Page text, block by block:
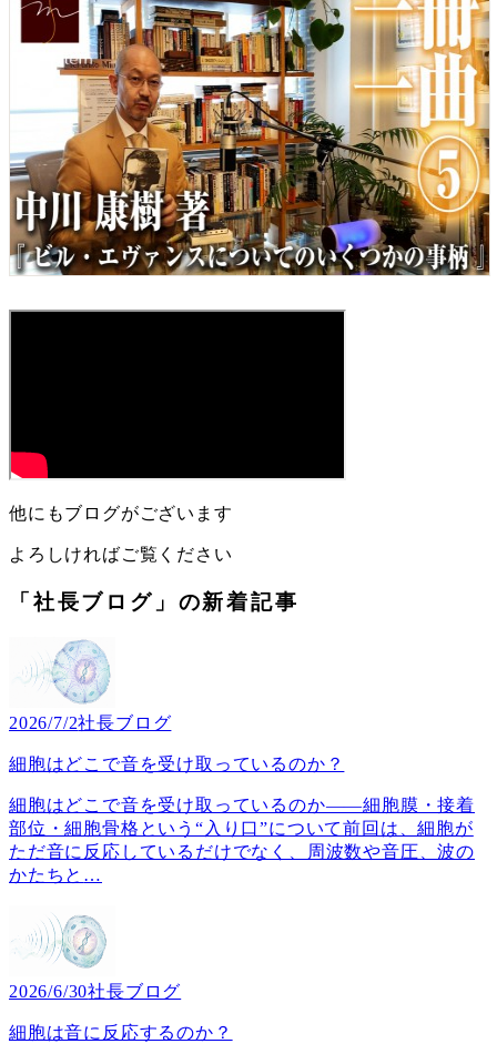
他にもブログがございます
よろしければご覧ください
「社長ブログ」の新着記事
2026/7/2社長ブログ
細胞はどこで音を受け取っているのか？
細胞はどこで音を受け取っているのか――細胞膜・接着
部位・細胞骨格という“入り口”について前回は、細胞が
ただ音に反応しているだけでなく、周波数や音圧、波の
かたちと …
2026/6/30社長ブログ
細胞は音に反応するのか？